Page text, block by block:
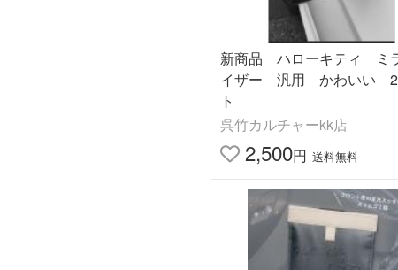
新商品 ハローキティ ミ
イザー 汎用 かわいい 2
ト
呉竹カルチャーkk店
2,500円 送料無料